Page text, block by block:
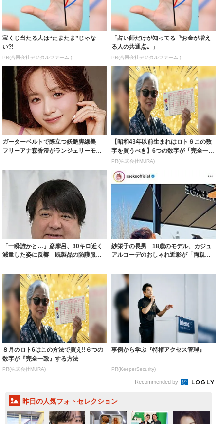
宝くじ当たる人は“たまたま”じゃな
い?!
PR(合同会社デジタルファーム )
「占い師だけが知ってる〝お金が増え
る人の共通点〟」
PR(合同会社デジタルファーム )
ガーターベルトで際立つ妖艶脚線美
フリーアナ森香澄がランジェリーモデ
【昭和43年以前生まれはロト６この数
字を買うべき】6つの数字が「完全一
致」する方...
PR(株式会社MURA)
「一瞬誰かと…」彦摩呂、30キロ近く
減量した姿に反響 既製品の防護服が
紗栄子の長男 18歳のモデル、カジュ
アルコーデのおしゃれ近影が「両親の
８月のロト6はこの方法で買え!!６つの
数字が『完全一致』する方法
PR(株式会社MURA)
事例から学ぶ『特権アクセス管理』
PR(KeeperSecurity)
Recommended by
昨日の人気フォトセレクション